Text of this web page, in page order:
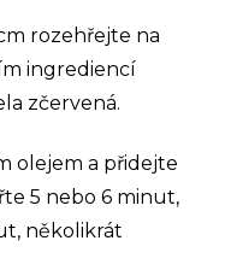
rozehřejte na
ingrediencí
zčervená.
olejem a přidejte
5 nebo 6 minut,
několikrát